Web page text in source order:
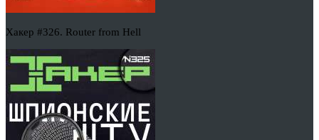
Хакер #326. Router from Hell